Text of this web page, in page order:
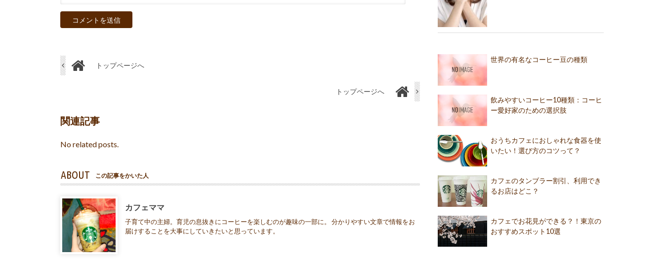
トップページへ
トップページへ
関連記事
No related posts.
ABOUT この記事をかいた人
カフェママ
子育て中の主婦。育児の息抜きにコーヒーを楽しむのが趣味の一部に。 分かりやすい文章で情報をお
届けすることを大事にしていきたいと思っています。
世界の有名なコーヒー豆の種類
飲みやすいコーヒー10種類：コーヒ
ー愛好家のための選択肢
おうちカフェにおしゃれな食器を使
いたい！選び方のコツって？
カフェのタンブラー割引、利用でき
るお店はどこ？
カフェでお花見ができる？！東京の
おすすめスポット10選